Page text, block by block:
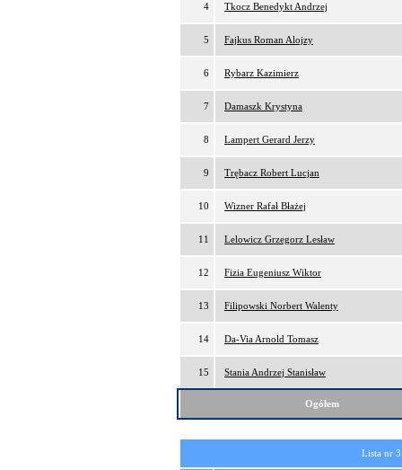
4 Tkocz Benedykt Andrzej
5 Fajkus Roman Alojzy
6 Rybarz Kazimierz
7 Damaszk Krystyna
8 Lampert Gerard Jerzy
9 Trębacz Robert Lucjan
10 Wizner Rafał Błażej
11 Lelowicz Grzegorz Lesław
12 Fizia Eugeniusz Wiktor
13 Filipowski Norbert Walenty
14 Da-Via Arnold Tomasz
15 Stania Andrzej Stanisław
Ogółem
Lista nr